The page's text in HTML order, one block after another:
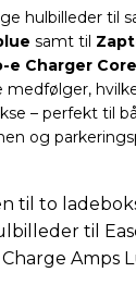
hulbilleder til
samt til
e Charger
medfølger,
– perfekt til
og
til to
til
Amps